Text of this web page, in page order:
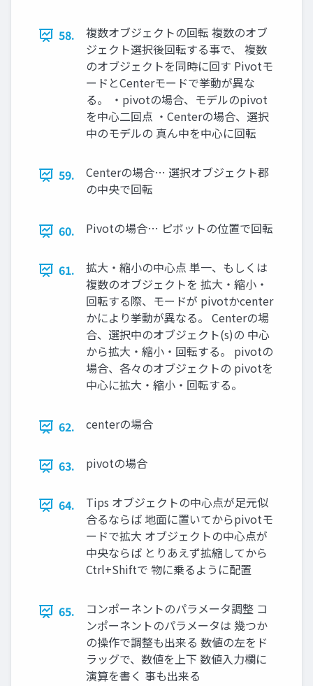
58.
複数オブジェクトの回転 複数のオブ
ジェクト選択後回転する事で、 複数
のオブジェクトを同時に回す Pivotモ
ードとCenterモードで挙動が異な
る。 ・pivotの場合、モデルのpivot
を中⼼⼆回点 ・Centerの場合、選択
中のモデルの 真ん中を中⼼に回転
59.
Centerの場合… 選択オブジェクト郡
の中央で回転
60. Pivotの場合… ピボットの位置で回転
61.
拡⼤・縮⼩の中⼼点 単⼀、もしくは
複数のオブジェクトを 拡⼤・縮⼩・
回転する際、モードが pivotかcenter
かにより挙動が異なる。 Centerの場
合、選択中のオブジェクト(s)の 中⼼
から拡⼤・縮⼩・回転する。 pivotの
場合、各々のオブジェクトの pivotを
中⼼に拡⼤・縮⼩・回転する。
62. centerの場合
63. pivotの場合
64.
Tips オブジェクトの中⼼点が⾜元似
合るならば 地⾯に置いてからpivotモ
ードで拡⼤ オブジェクトの中⼼点が
中央ならば とりあえず拡縮してから
Ctrl+Shiftで 物に乗るように配置
65.
コンポーネントのパラメータ調整 コ
ンポーネントのパラメータは 幾つか
の操作で調整も出来る 数値の左をド
ラッグで、数値を上下 数値⼊⼒欄に
演算を書く 事も出来る